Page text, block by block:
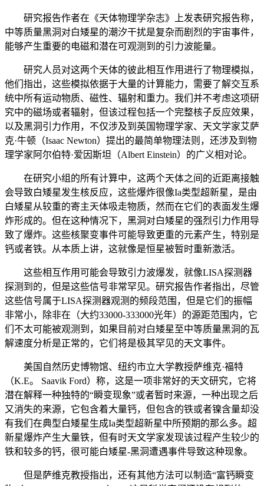
研究报告作者在《天体物理学杂志》上发表研究报告称，
中等质量黑洞对白矮星的潮汐干扰是复杂而剧烈的宇宙事件，
能够产生重要的电磁和潜在可观测到的引力波能量。
研究人员对这两个天体的彼此相互作用进行了物理模拟，
他们指出，这些模拟依据于大量的计算能力，需要了解交互系
统中所有运动物质、磁性、辐射和重力。我们并不考虑这项研
究中的磁场或者辐射，但该过程包括一个完整核子反应效果，
以及黑洞引力作用，不仅涉及到英国物理学家、天文学家艾萨
克·牛顿（Isaac Newton）提出的最简单物理法则，还涉及到物
理学家阿尔伯特·爱因斯坦（Albert Einstein）的广义相对论。
在研究小组的所有计算中，这两个天体之间的近距离接触
会导致白矮星发生核反应，这些爆炸很像Ia类型超新星，是由
白矮星从较重的寄主天体吸走物质，然而在它们的表面发生爆
炸形成的。但在这种情况下，黑洞对白矮星的强烈引力作用导
致了爆炸。这些核聚变事件可能导致更重的元素产生，特别是
钙或者铁。从本质上讲，这就像是恒星被暂时重新激活。
这些相互作用可能会导致引力波爆发，就像LISA探测器
探测到的，但是这些信号非常罕见。研究报告作者指出，尽管
这些信号属于LISA探测器观测的频段范围，但是它们的振幅
非常小，除非在（大约33000-333000光年）的源距范围内，它
们不太可能被观测到，如果目前对白矮星至中等质量黑洞的瓦
解速度分析是正常的，它们将是极其罕见的天文事件。
美国自然历史博物馆、纽约市立大学教授萨维克·福特
（K.E。 Saavik Ford）称，这是一项非常好的天文研究，它将
潜在解释一种独特的“瞬变现象”或者暂时来源，一种出现之后
又消失的来源，它包含着大量钙，但包含的铁或者镍含量却没
有我们在典型白矮星生成Ia类型超新星中所预期的那么多。超
新星爆炸产生大量铁，但有时天文学家发现该过程产生较少的
铁和较多的钙，很可能白矮星-黑洞遭遇事件导致这种现象。
但是萨维克教授指出，还有其他方法可以制造“富钙瞬变